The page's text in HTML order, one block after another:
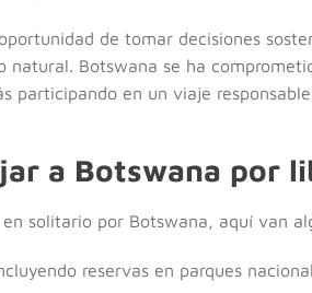
de tomar decisiones
Botswana se ha
participando en un viaje
a Botswana por
solitario por Botswana, aquí van
reservas en parques